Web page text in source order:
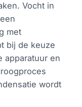
Vocht in
met
bij de keuze
apparatuur en
wordt